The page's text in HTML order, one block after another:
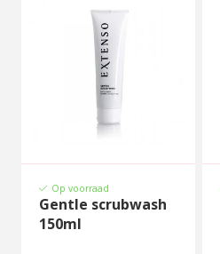
Op voorraad
Gentle scrubwash
150ml